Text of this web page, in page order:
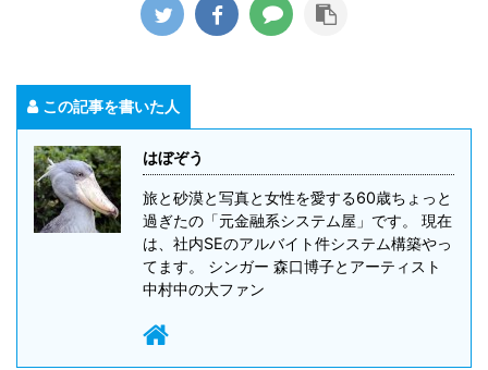
この記事を書いた人
はぼぞう
旅と砂漠と写真と女性を愛する60歳ちょっと
過ぎたの「元金融系システム屋」です。 現在
は、社内SEのアルバイト件システム構築やっ
てます。 シンガー 森口博子とアーティスト
中村中の大ファン